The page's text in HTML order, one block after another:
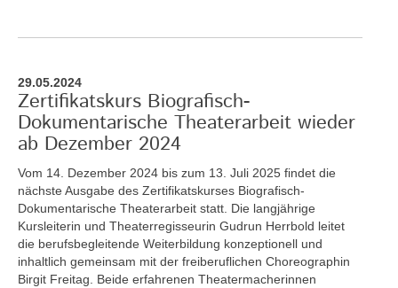
29.05.2024
Zertifikatskurs Biografisch-
Dokumentarische Theaterarbeit wieder
ab Dezember 2024
Vom 14. Dezember 2024 bis zum 13. Juli 2025 findet die
nächste Ausgabe des Zertifikatskurses Biografisch-
Dokumentarische Theaterarbeit statt. Die langjährige
Kursleiterin und Theaterregisseurin Gudrun Herrbold leitet
die berufsbegleitende Weiterbildung konzeptionell und
inhaltlich gemeinsam mit der freiberuflichen Choreographin
Birgit Freitag. Beide erfahrenen Theatermacherinnen